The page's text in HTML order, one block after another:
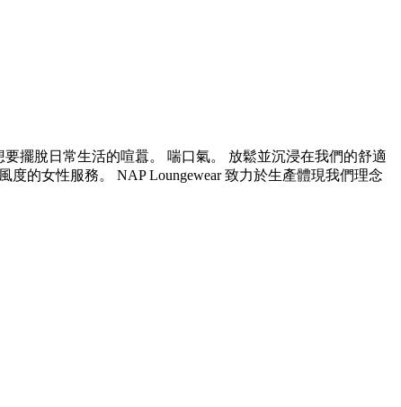
擺脫日常生活的喧囂。 喘口氣。 放鬆並沉浸在我們的舒適
的女性服務。 NAP Loungewear 致力於生產體現我們理念